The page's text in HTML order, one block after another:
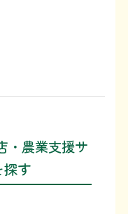
・農業支援サ
探す